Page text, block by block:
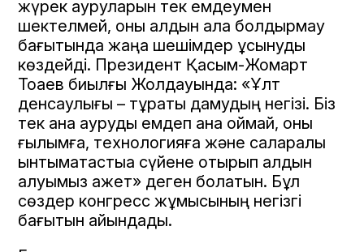
жүрек ауруларын тек емдеумен
шектелмей, оны алдын ала болдырмау
бағытында жаңа шешімдер ұсынуды
көздейді. Президент Қасым-Жомарт
Тоқаев биылғы Жолдауында: «Ұлт
денсаулығы – тұрақты дамудың негізі. Біз
тек қана ауруды емдеп қана қоймай, оны
ғылымға, технологияға және саларалық
ынтымақтастыққа сүйене отырып алдын
алуымыз қажет» деген болатын. Бұл
сөздер конгресс жұмысының негізгі
бағытын айқындады.